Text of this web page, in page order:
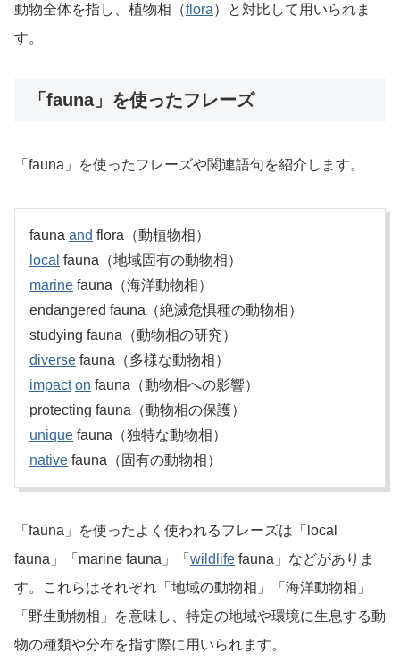
動物全体を指し、植物相（flora）と対比して用いられま
す。
「fauna」を使ったフレーズ
「fauna」を使ったフレーズや関連語句を紹介します。
fauna and flora（動植物相）
local fauna（地域固有の動物相）
marine fauna（海洋動物相）
endangered fauna（絶滅危惧種の動物相）
studying fauna（動物相の研究）
diverse fauna（多様な動物相）
impact on fauna（動物相への影響）
protecting fauna（動物相の保護）
unique fauna（独特な動物相）
native fauna（固有の動物相）
「fauna」を使ったよく使われるフレーズは「local
fauna」「marine fauna」「 wildlife fauna」などがありま
す。これらはそれぞれ「地域の動物相」「海洋動物相」
「野生動物相」を意味し、特定の地域や環境に生息する動
物の種類や分布を指す際に用いられます。